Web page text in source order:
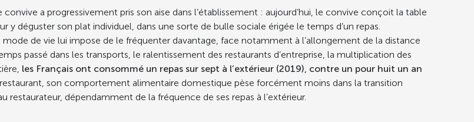
a progressivement pris son aise dans l’établissement : aujourd’hui, le convive conçoit la table
déguster son plat individuel, dans une sorte de bulle sociale érigée le temps d’un repas.
mode de vie lui impose de le fréquenter davantage, face notamment à l’allongement de la distance
passé dans les transports, le ralentissement des restaurants d’entreprise, la multiplication des
les Français ont consommé un repas sur sept à l’extérieur (2019), contre un pour huit un an
restaurant, son comportement alimentaire domestique pèse forcément moins dans la transition
dépendamment de la fréquence de ses repas à l’extérieur.